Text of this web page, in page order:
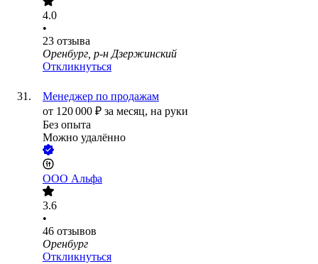
4.0
•
23 отзыва
Оренбург, р-н Дзержинский
Откликнуться
Менеджер по продажам
от 120 000 ₽ за месяц, на руки
Без опыта
Можно удалённо
ООО Альфа
3.6
•
46 отзывов
Оренбург
Откликнуться